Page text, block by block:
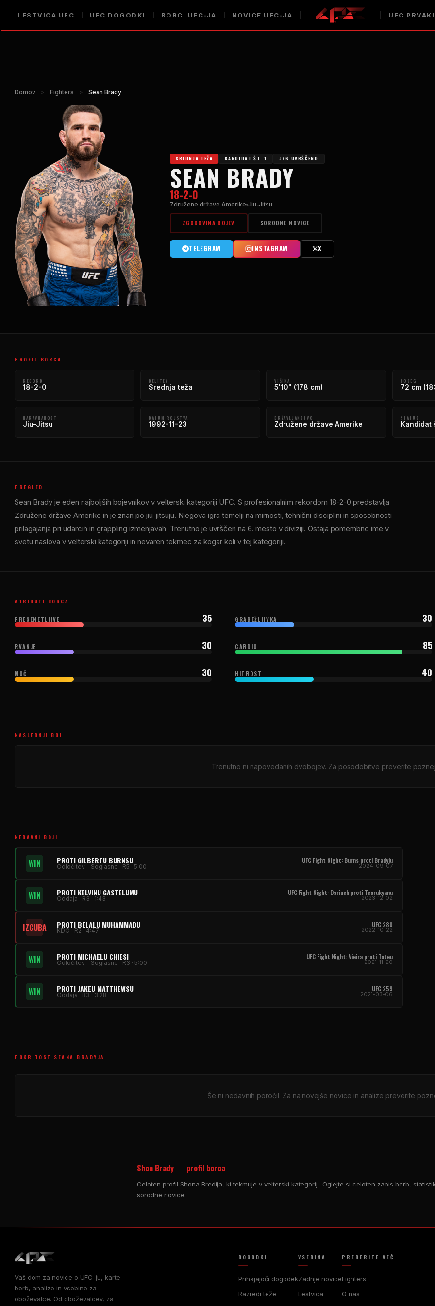
LESTVICA UFC UFC DOGODKI BORCI UFC-JA NOVICE UFC-JA UFC PRVAKI
Domov > Fighters > Sean Brady
SREDNJA TEŽA KANDIDAT ŠT. 1 ##6 UVRŠČENO
SEAN BRADY
18-2-0
Združene države Amerike Jiu-Jitsu
ZGODOVINA BOJEV SORODNE NOVICE
TELEGRAM INSTAGRAM X
PROFIL BORCA
RECORD
18-2-0
DELITEV
Srednja teža
VIŠINA
5'10" (178 cm)
DOSEG
72 cm
NARAVNANOST
Jiu-Jitsu
DATUM ROJSTVA
1992-11-23
DRŽAVLJANSTVO
Združene države Amerike
STATUS
Kandidat
PREGLED
Sean Brady je eden najboljših bojevnikov v velterski kategoriji UFC. S profesionalnim rekordom 18-2-0 predstavlja
Združene države Amerike in je znan po jiu-jitsuju. Njegova igra temelji na mirnosti, tehnični disciplini in sposobnosti
prilagajanja pri udarcih in grappling izmenjavah. Trenutno je uvrščen na 6. mesto v diviziji. Ostaja pomembno ime v
svetu naslova v velterski kategoriji in nevaren tekmec za kogar koli v tej kategoriji.
ATRIBUTI BORCA
PRESENETLJIVE 35 GRABEŽLJIVKA 30
RVANJE 30 CARDIO 85
MOČ 30 HITROST 40
NASLEDNJI BOJ
Trenutno ni napovedanih dvobojev. Za posodobitve preverite
NEDAVNI BOJI
WIN PROTI GILBERTU BURNSU
Odločitev - Soglasno · R5 · 5:00
UFC Fight Night: Burns proti Bradyju
2024-09-07
WIN PROTI KELVINU GASTELUMU
Oddaja · R3 · 1:43
UFC Fight Night: Dariush proti Tsarukyanu
2023-12-02
IZGUBA PROTI BELALU MUHAMMADU
KDO · R2 · 4:47
UFC 280
2022-10-22
WIN PROTI MICHAELU CHIESI
Odločitev - Soglasno · R3 · 5:00
UFC Fight Night: Vieira proti Tateu
2021-11-20
WIN PROTI JAKEU MATTHEWSU
Oddaja · R3 · 3:28
UFC 259
2021-03-06
POKRITOST SEANA BRADYJA
Še ni nedavnih poročil. Za najnovejše novice in analize preverite
Shon Brady — profil borca
Celoten profil Shona Bredija, ki tekmuje v velterski kategoriji. Oglejte si celoten zapis borb,
sorodne novice.
Vaš dom za novice o UFC-ju, karte
borb, analize in vsebine za
oboževalce. Od oboževalcev, za
DOGODKI
Prihajajoči dogodek
Razredi teže
VSEBINA
Zadnje novice
Lestvica
PREBERITE VEČ
Fighters
O nas